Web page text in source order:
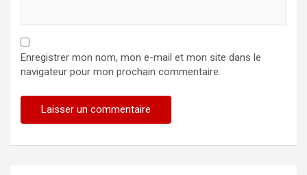
Enregistrer mon nom, mon e-mail et mon site dans le
navigateur pour mon prochain commentaire.